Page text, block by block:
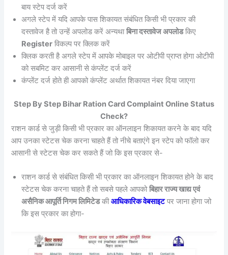
बाय स्टेप दर्ज करें
अगले स्टेप में यदि आपके पास शिकायत संबंधित किसी भी प्रकार की
दस्तावेज है तो उन्हें अपलोड करें अन्यथाबिना दस्तावेज अपलोडकिए
Register विकल्प पर क्लिक करें
क्लिक करती है अगले स्टेप में आपके मोबाइल पर ओटीपी प्राप्त होगा ओटीपी
को सबमिट कर आसानी से कंप्लेंट दर्ज करें
कंप्लेंट दर्ज होते ही आपको कंप्लेंट अर्थात शिकायत नंबर दिया जाएगा
Step By Step Bihar Ration Card Complaint Online Status
Check?
राशन कार्ड से जुड़ी किसी भी प्रकार का ऑनलाइन शिकायत करने के बाद यदि
आप उनका स्टेटस चेक करना चाहते हैं तो नीचे बताएंगे इन स्टेप को फॉलो कर
आसानी से स्टेटस चेक कर सकते हैं जो कि इस प्रकार से-
राशन कार्ड से संबंधित किसी भी प्रकार का ऑनलाइन शिकायत होने के बाद
स्टेटस चेक करना चाहते हैं तो सबसे पहले आपकोबिहार राज्य खाद्य एवं
असैनिक आपूर्ति निगम लिमिटेडकीआधिकारिक वेबसाइटपर जाना होगा जो
कि इस प्रकार का होगा-